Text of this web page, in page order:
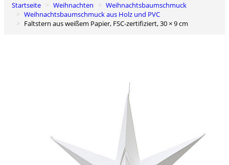
0
Warenkorb
Startseite Weihnachten
Weihnachtsbaumschmuck
Weihnachtsbaumschmuck aus Holz und PVC
Faltstern aus weißem Papier, FSC-zertifiziert, 30 × 9 cm